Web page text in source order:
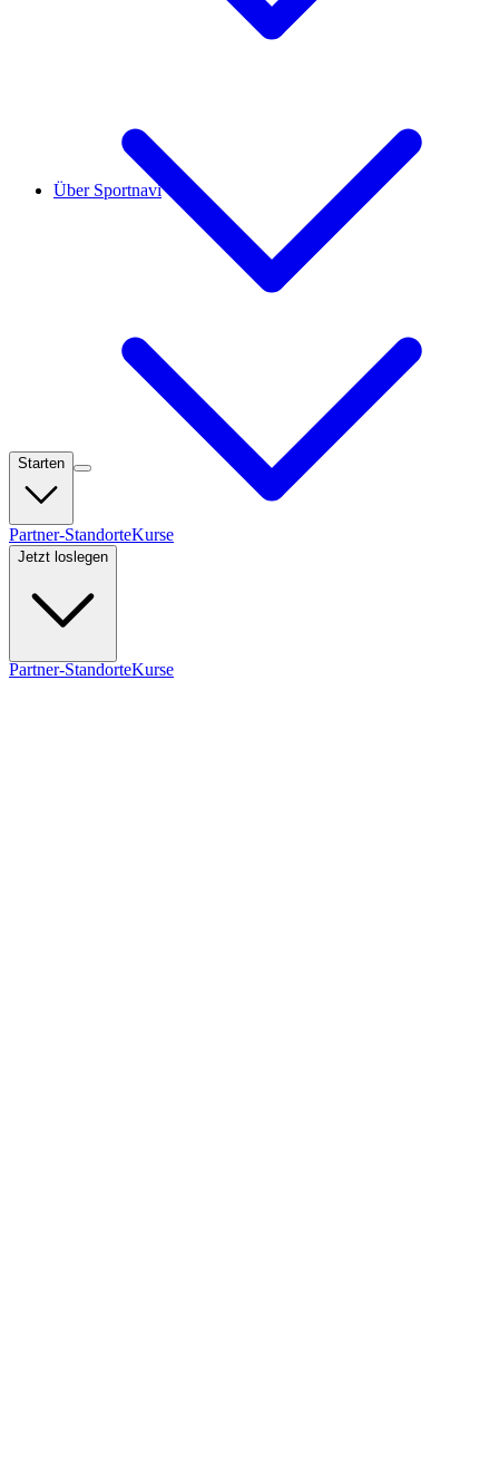
Starten
Partner-StandorteKurse
Jetzt loslegen
Über Sportnavi
Partner-StandorteKurse